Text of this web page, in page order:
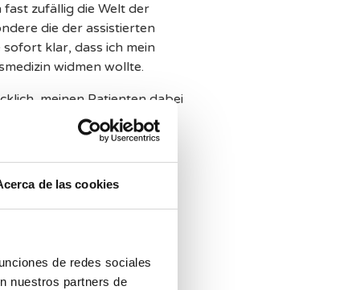
de las cookies
de redes sociales
nuestros partners de
zufällig die Welt der
die der assistierten
klar, dass ich mein
widmen wollte.
meinen Patienten dabei
wichtigsten Träume zu
vieler Menschen prägt.
und spürbar zu
Betreuung und
jeden Tag dazu